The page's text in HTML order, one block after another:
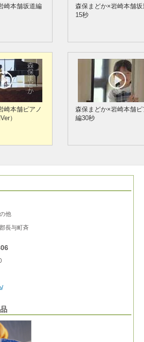
他
長与町斉
崎本舗坂道編
森保まどか×岩崎本舗坂
15秒
崎本舗ピアノ
）
森保まどか×岩崎本舗ピ
編30秒